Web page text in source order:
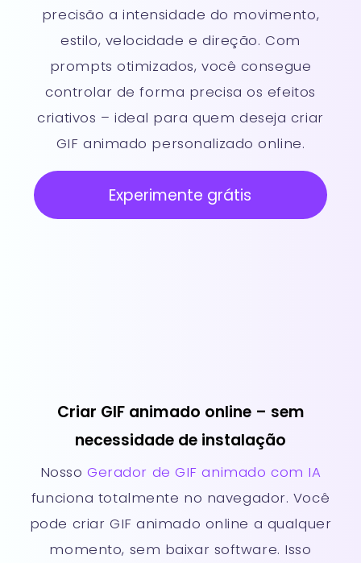
precisão a intensidade do movimento,
estilo, velocidade e direção. Com
prompts otimizados, você consegue
controlar de forma precisa os efeitos
criativos – ideal para quem deseja criar
GIF animado personalizado online.
Experimente grátis
Criar GIF animado online – sem
necessidade de instalação
NossoGerador de GIF animado com IA
funciona totalmente no navegador. Você
pode criar GIF animado online a qualquer
momento, sem baixar software. Isso